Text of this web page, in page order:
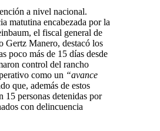
a nivel nacional.
matutina encabezada por la
el fiscal general de
Gertz Manero, destacó los
poco más de 15 días desde
control del rancho
como un “avance
que, además de estos
15 personas detenidas por
con delincuencia